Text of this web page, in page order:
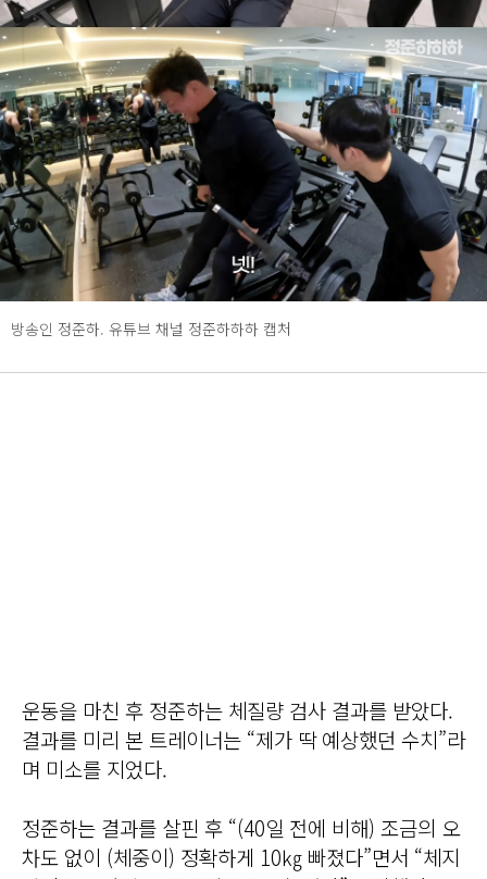
방송인 정준하. 유튜브 채널 정준하하하 캡처
운동을 마친 후 정준하는 체질량 검사 결과를 받았다.
결과를 미리 본 트레이너는 “제가 딱 예상했던 수치”라
며 미소를 지었다.
정준하는 결과를 살핀 후 “(40일 전에 비해) 조금의 오
차도 없이 (체중이) 정확하게 10㎏ 빠졌다”면서 “체지